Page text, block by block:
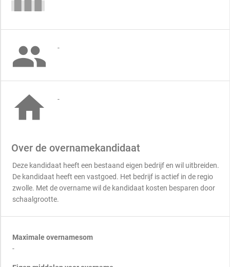
 -
 -
Over de overnamekandidaat
Deze kandidaat heeft een bestaand eigen bedrijf en wil uitbreiden.
De kandidaat heeft een vastgoed. Het bedrijf is actief in de regio
zwolle. Met de overname wil de kandidaat kosten besparen door
schaalgrootte.
Maximale overnamesom
-